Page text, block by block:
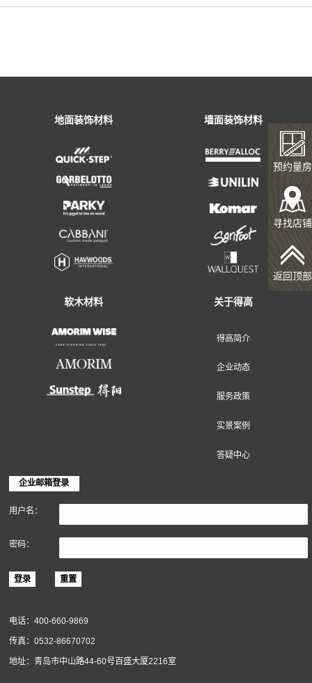
软木材料 关于得高
预约量房
寻找店铺
返回顶部